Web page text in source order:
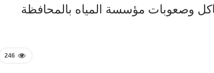
وصعوبات مؤسسة المياه بالمحافظة
246